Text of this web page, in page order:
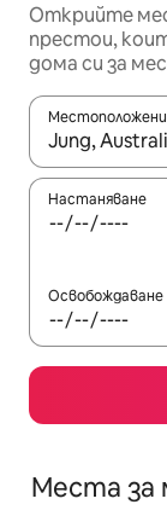
Открийте
престои,
дома си за
Когато
Настаняване
Освобождаване
Места за